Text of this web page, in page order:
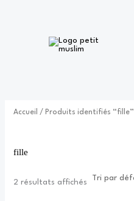
Accueil / Produits identifiés “fille”
fille
2 résultats affichés